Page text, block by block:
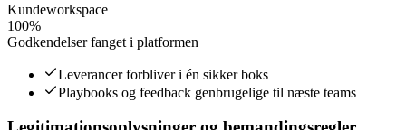
Kundeworkspace
100%
Godkendelser fanget i platformen
Leverancer forbliver i én sikker boks
Playbooks og feedback genbrugelige til næste teams